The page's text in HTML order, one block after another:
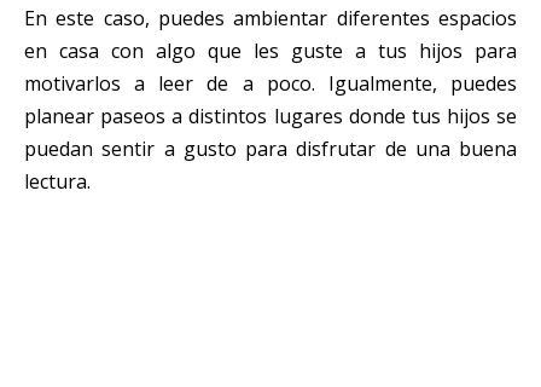
En este caso, puedes ambientar diferentes espacios
en casa con algo que les guste a tus hijos para
motivarlos a leer de a poco. Igualmente, puedes
planear paseos a distintos lugares donde tus hijos se
puedan sentir a gusto para disfrutar de una buena
lectura.